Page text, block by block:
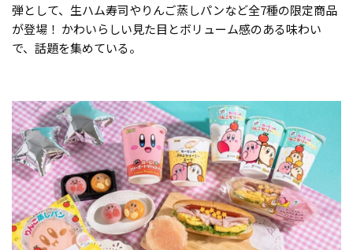
弾として、生ハム寿司やりんご蒸しパンなど全7種の限定商品
が登場！ かわいらしい見た目とボリューム感のある味わい
で、話題を集めている。